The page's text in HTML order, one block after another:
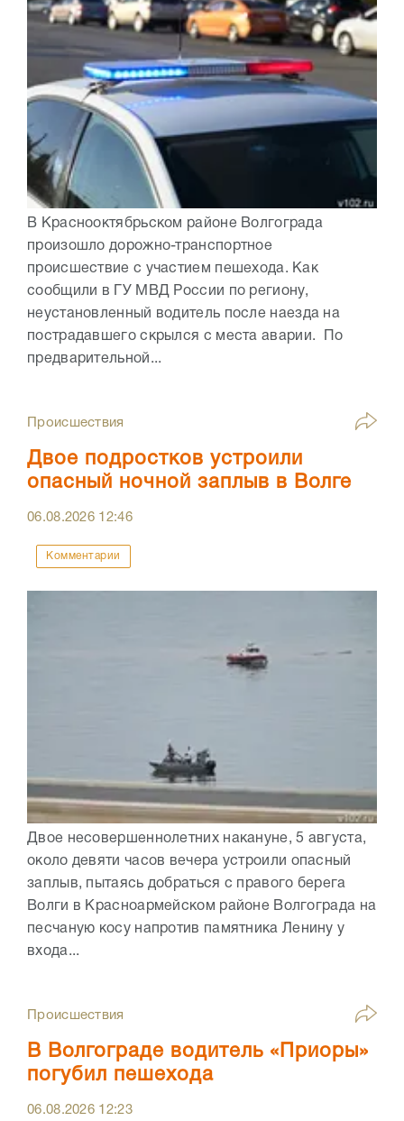
В Краснооктябрьском районе Волгограда
произошло дорожно-транспортное
происшествие с участием пешехода. Как
сообщили в ГУ МВД России по региону,
неустановленный водитель после наезда на
пострадавшего скрылся с места аварии. По
предварительной...
Происшествия
Двое подростков устроили
опасный ночной заплыв в Волге
06.08.2026 12:46
Комментарии
Двое несовершеннолетних накануне, 5 августа,
около девяти часов вечера устроили опасный
заплыв, пытаясь добраться с правого берега
Волги в Красноармейском районе Волгограда на
песчаную косу напротив памятника Ленину у
входа...
Происшествия
В Волгограде водитель «Приоры»
погубил пешехода
06.08.2026 12:23